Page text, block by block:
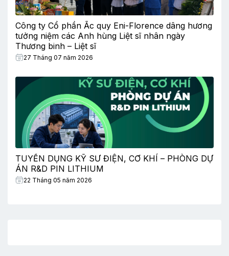
Công ty Cổ phần Ắc quy Eni-Florence dâng hương
tưởng niệm các Anh hùng Liệt sĩ nhân ngày
Thương binh – Liệt sĩ
27 Tháng 07 năm 2026
TUYỂN DỤNG KỸ SƯ ĐIỆN, CƠ KHÍ – PHÒNG DỰ
ÁN R&D PIN LITHIUM
22 Tháng 05 năm 2026